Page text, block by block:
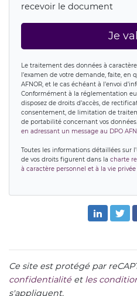
recevoir le document
Je
Le traitement des données à
l’examen de votre demande, faite, en
AFNOR, et le cas échéant à l’envoi
Conformément à la réglementation
disposez de droits d’accès, de
consentement, de limitation de
de portabilité concernant vos données.
en adressant un message au DPO
Toutes les informations détaillées sur
de vos droits figurent dans la charte
à caractère personnel et à la vie privée
Ce site est protégé par
confidentialité et les
s'appliquent.